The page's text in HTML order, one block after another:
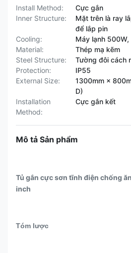
Install Method:
Cực gắn
Inner Structure:
Mặt trên là ray
để lắp pin
Cooling:
Máy lạnh 500W,
Material:
Thép mạ kẽm
Steel Structure:
Tường đôi cách
Protection:
IP55
External Size:
1300mm ×
D)
Installation
Method:
Cực gắn kết
Mô tả Sản phẩm
Tủ gắn cực sơn tĩnh điện chống
inch
Tóm lược